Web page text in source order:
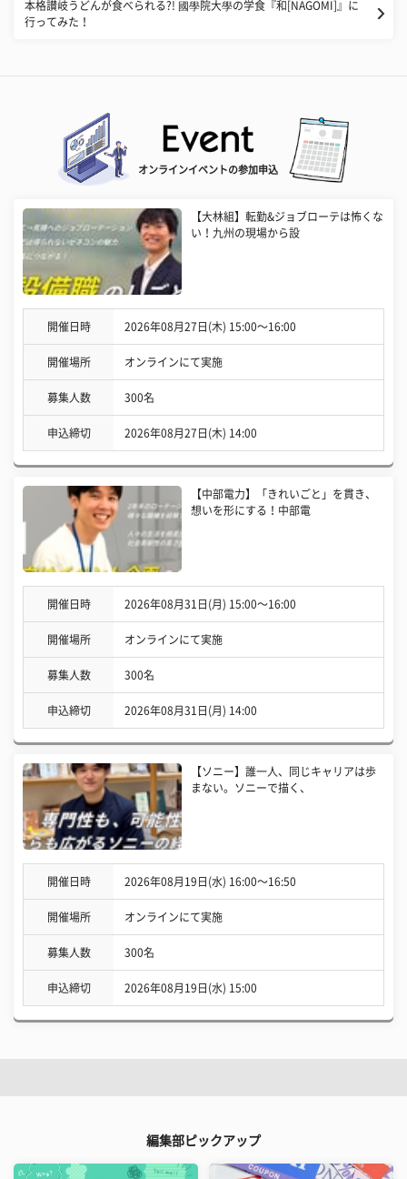
本格讃岐うどんが食べられる?! 國學院大學の学食『和[NAGOMI]』に
行ってみた！
オンラインイベントの参加申込
【大林組】転勤&ジョブローテは怖くな
い！九州の現場から設
開催日時 2026年08月27日(木) 15:00〜16:00
開催場所 オンラインにて実施
募集人数 300名
申込締切 2026年08月27日(木) 14:00
【中部電力】「きれいごと」を貫き、
想いを形にする！中部電
開催日時 2026年08月31日(月) 15:00〜16:00
開催場所 オンラインにて実施
募集人数 300名
申込締切 2026年08月31日(月) 14:00
【ソニー】誰一人、同じキャリアは歩
まない。ソニーで描く、
開催日時 2026年08月19日(水) 16:00〜16:50
開催場所 オンラインにて実施
募集人数 300名
申込締切 2026年08月19日(水) 15:00
編集部ピックアップ